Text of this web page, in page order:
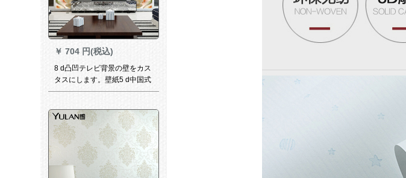
￥ 704 円(税込)
8 d凸凹テレビ背景の壁をカス
タスにします。壁紙5 d中国式
玉彫刻家と立体壁画居間ソフ
ク布